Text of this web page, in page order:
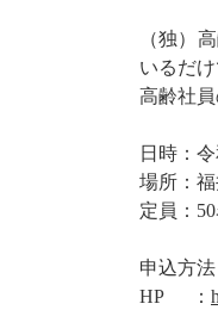
（独）
いるだ
高齢社
日時：
場所：
定員：50
申込方
HP ：